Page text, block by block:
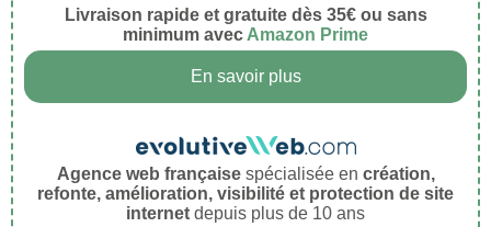
Livraison rapide et gratuite dès 35€ ou sans
minimum avec Amazon Prime
En savoir plus
Agence web françaisespécialisée en création,
refonte, amélioration, visibilité et protection de site
internet depuis plus de 10 ans